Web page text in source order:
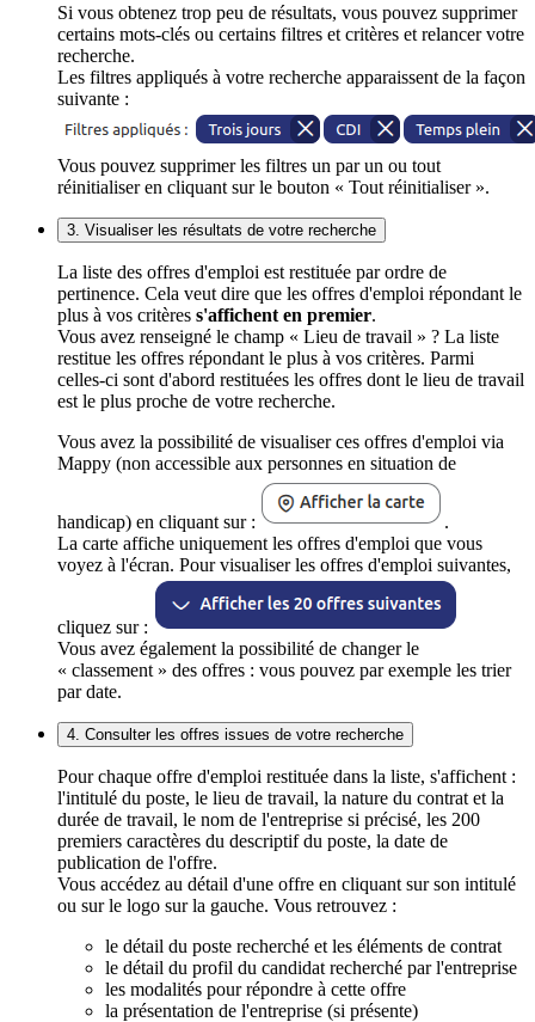
Si vous obtenez trop peu de résultats, vous pouvez supprimer
certains mots-clés ou certains filtres et critères et relancer votre
recherche.
Les filtres appliqués à votre recherche apparaissent de la façon
suivante :
Vous pouvez supprimer les filtres un par un ou tout
réinitialiser en cliquant sur le bouton « Tout réinitialiser ».
3. Visualiser les résultats de votre recherche
La liste des offres d'emploi est restituée par ordre de
pertinence. Cela veut dire que les offres d'emploi répondant le
plus à vos critères s'affichent en premier.
Vous avez renseigné le champ « Lieu de travail » ? La liste
restitue les offres répondant le plus à vos critères. Parmi
celles-ci sont d'abord restituées les offres dont le lieu de travail
est le plus proche de votre recherche.
Vous avez la possibilité de visualiser ces offres d'emploi via
Mappy (non accessible aux personnes en situation de
handicap) en cliquant sur :
.
La carte affiche uniquement les offres d'emploi que vous
voyez à l'écran. Pour visualiser les offres d'emploi suivantes,
cliquez sur :
Vous avez également la possibilité de changer le
« classement » des offres : vous pouvez par exemple les trier
par date.
4. Consulter les offres issues de votre recherche
Pour chaque offre d'emploi restituée dans la liste, s'affichent :
l'intitulé du poste, le lieu de travail, la nature du contrat et la
durée de travail, le nom de l'entreprise si précisé, les 200
premiers caractères du descriptif du poste, la date de
publication de l'offre.
Vous accédez au détail d'une offre en cliquant sur son intitulé
ou sur le logo sur la gauche. Vous retrouvez :
le détail du poste recherché et les éléments de contrat
le détail du profil du candidat recherché par l'entreprise
les modalités pour répondre à cette offre
la présentation de l'entreprise (si présente)